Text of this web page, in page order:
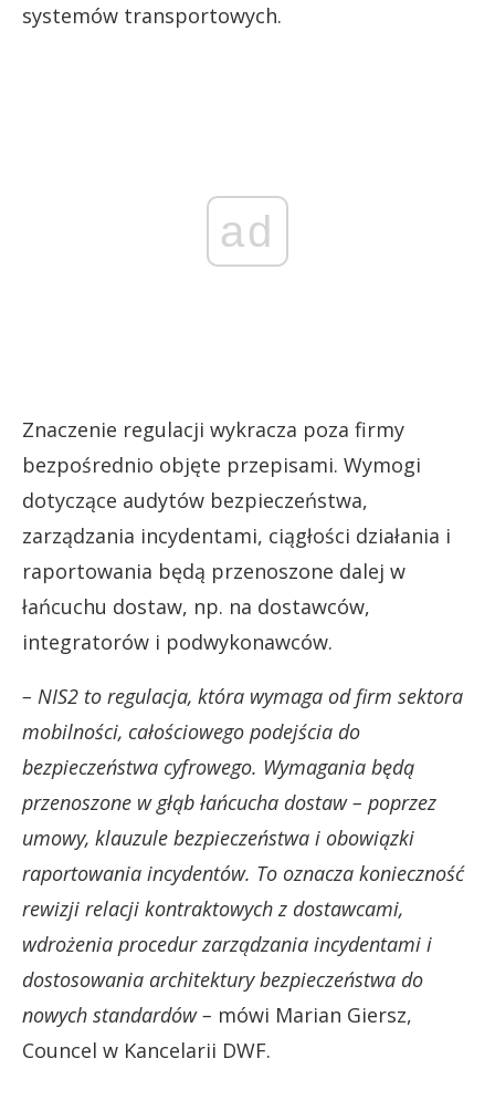
systemów transportowych.
ad
Znaczenie regulacji wykracza poza firmy
bezpośrednio objęte przepisami. Wymogi
dotyczące audytów bezpieczeństwa,
zarządzania incydentami, ciągłości działania i
raportowania będą przenoszone dalej w
łańcuchu dostaw, np. na dostawców,
integratorów i podwykonawców.
– NIS2 to regulacja, która wymaga od firm sektora
mobilności, całościowego podejścia do
bezpieczeństwa cyfrowego. Wymagania będą
przenoszone w głąb łańcucha dostaw – poprzez
umowy, klauzule bezpieczeństwa i obowiązki
raportowania incydentów. To oznacza konieczność
rewizji relacji kontraktowych z dostawcami,
wdrożenia procedur zarządzania incydentami i
dostosowania architektury bezpieczeństwa do
nowych standardów – mówi Marian Giersz,
Councel w Kancelarii DWF.